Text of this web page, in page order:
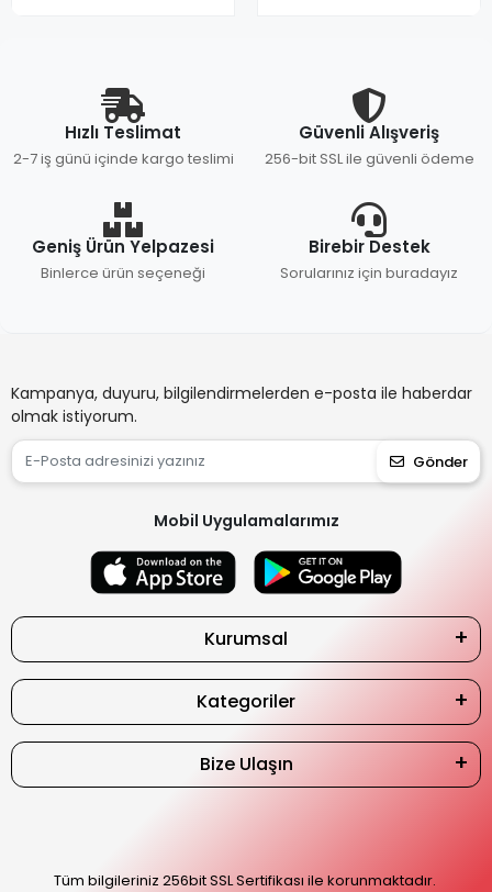
Hızlı Teslimat
2-7 iş günü içinde kargo teslimi
Güvenli Alışveriş
256-bit SSL ile güvenli ödeme
Geniş Ürün Yelpazesi
Binlerce ürün seçeneği
Birebir Destek
Sorularınız için buradayız
Kampanya, duyuru, bilgilendirmelerden e-posta ile haberdar
olmak istiyorum.
Gönder
Mobil Uygulamalarımız
Kurumsal
Kategoriler
Bize Ulaşın
Tüm bilgileriniz 256bit SSL Sertifikası ile korunmaktadır.